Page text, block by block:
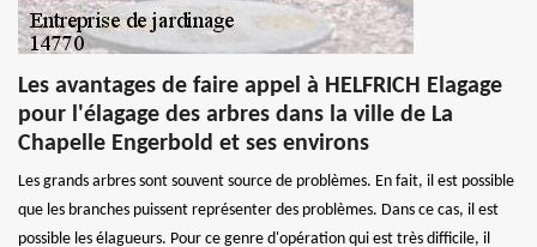
Les avantages de faire appel à HELFRICH Elagage
pour l'élagage des arbres dans la ville de La
Chapelle Engerbold et ses environs
Les grands arbres sont souvent source de problèmes. En fait, il est possible
que les branches puissent représenter des problèmes. Dans ce cas, il est
possible les élagueurs. Pour ce genre d'opération qui est très difficile, il